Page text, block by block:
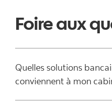
Foire aux
Quelles solutions
conviennent à mon